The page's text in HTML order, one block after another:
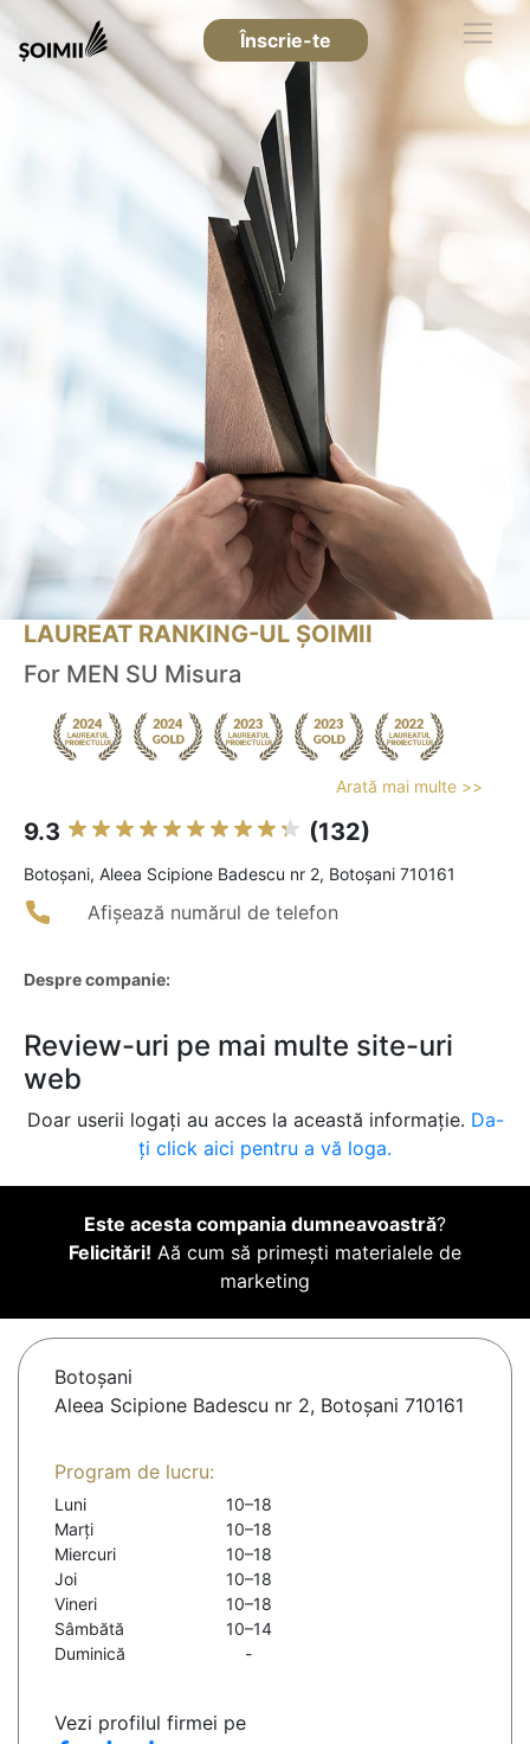
Înscrie-te
LAUREAT RANKING-UL ȘOIMII
For MEN SU Misura
Arată mai multe >>
9.3 (132)
Botoşani, Aleea Scipione Badescu nr 2, Botoșani 710161
Afișează numărul de telefon
Despre companie:
Review-uri pe mai multe site-uri
web
Doar userii logați au acces la această informație. Da-
ți click aici pentru a vă loga.
Este acesta compania dumneavoastră?
Felicitări! Aă cum să primești materialele de
marketing
Botoşani
Aleea Scipione Badescu nr 2, Botoșani 710161
Program de lucru:
Luni
10–18
Marți
10–18
Miercuri
10–18
Joi
10–18
Vineri
10–18
Sâmbătă
10–14
Duminică
-
Vezi profilul firmei pe